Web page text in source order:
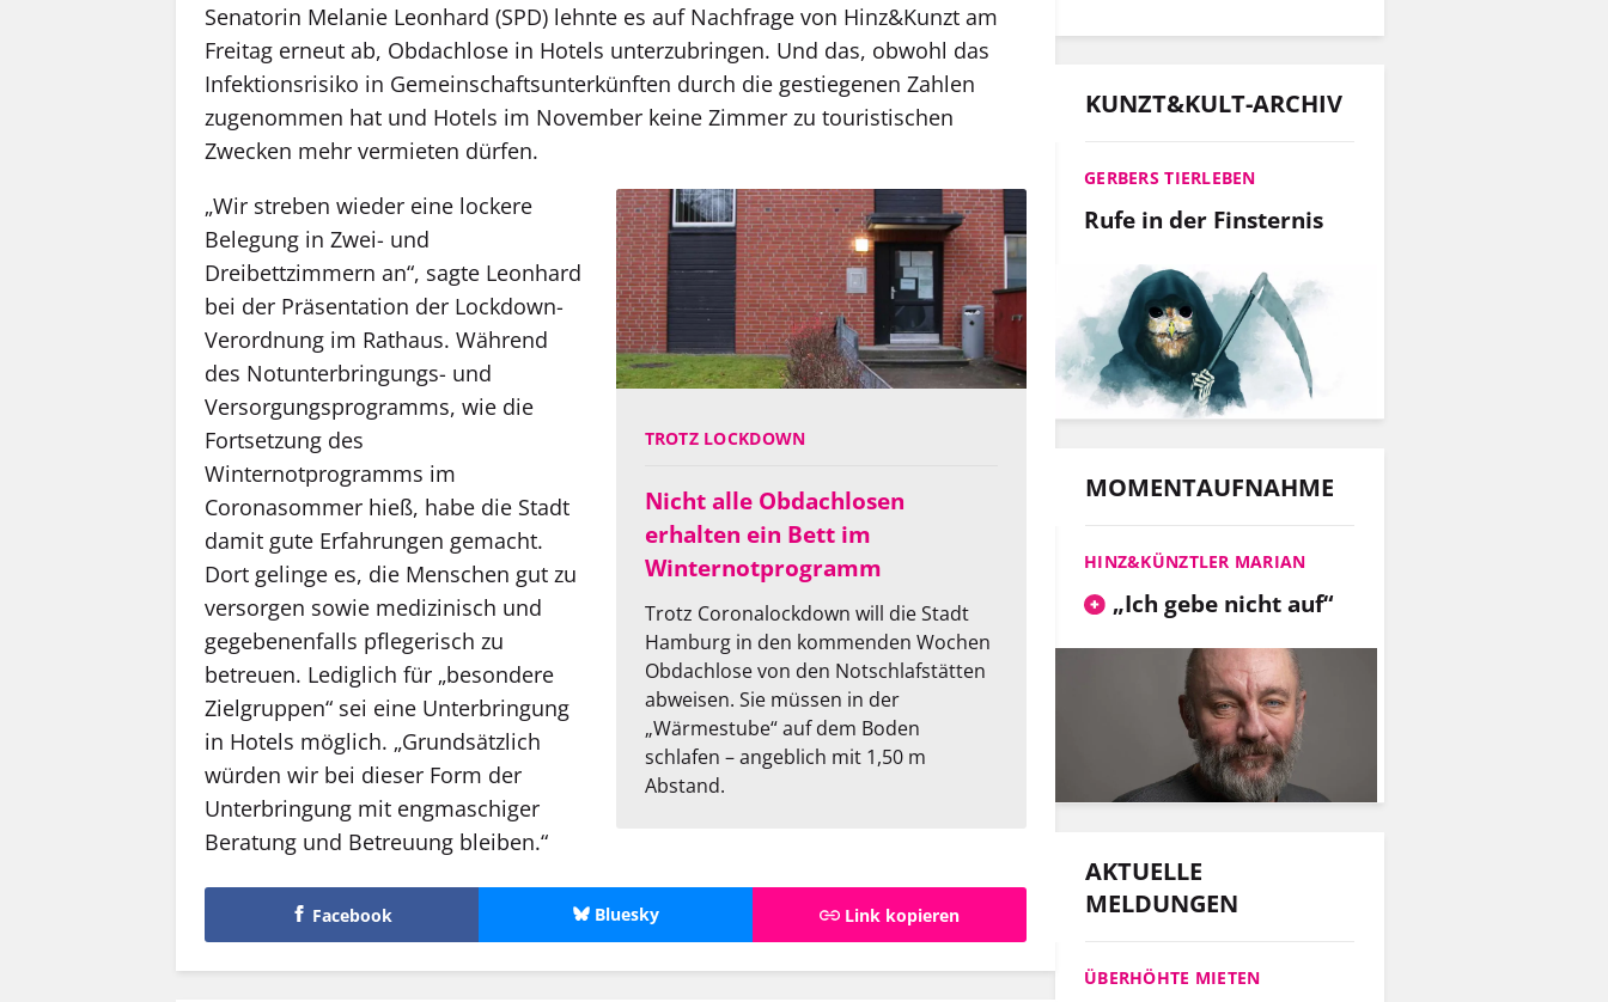
Senatorin Melanie Leonhard (SPD) lehnte es auf Nachfrage von Hinz&Kunzt am
Freitag erneut ab, Obdachlose in Hotels unterzubringen. Und das, obwohl das
Infektionsrisiko in Gemeinschaftsunterkünften durch die gestiegenen Zahlen
zugenommen hat und Hotels im November keine Zimmer zu touristischen
Zwecken mehr vermieten dürfen.
TROTZ LOCKDOWN
Nicht alle Obdachlosen
erhalten ein Bett im
Winternotprogramm
Trotz Coronalockdown will die Stadt
Hamburg in den kommenden Wochen
Obdachlose von den Notschlafstätten
abweisen. Sie müssen in der
„Wärmestube“ auf dem Boden
schlafen – angeblich mit 1,50 m
Abstand.
„Wir streben wieder eine lockere
Belegung in Zwei- und
Dreibettzimmern an“, sagte Leonhard
bei der Präsentation der Lockdown-
Verordnung im Rathaus. Während
des Notunterbringungs- und
Versorgungsprogramms, wie die
Fortsetzung des
Winternotprogramms im
Coronasommer hieß, habe die Stadt
damit gute Erfahrungen gemacht.
Dort gelinge es, die Menschen gut zu
versorgen sowie medizinisch und
gegebenenfalls pflegerisch zu
betreuen. Lediglich für „besondere
Zielgruppen“ sei eine Unterbringung
in Hotels möglich. „Grundsätzlich
würden wir bei dieser Form der
Unterbringung mit engmaschiger
Beratung und Betreuung bleiben.“
Facebook Bluesky Link kopieren
KUNZT&KULT-ARCHIV
GERBERS TIERLEBEN
Rufe in der Finsternis
MOMENTAUFNAHME
HINZ&KÜNZTLER MARIAN
„Ich gebe nicht auf“
AKTUELLE
MELDUNGEN
ÜBERHÖHTE MIETEN